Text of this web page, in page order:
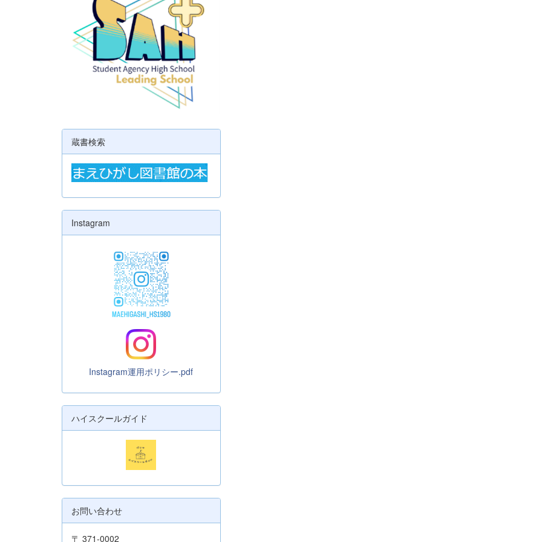
蔵書検索
Instagram
Instagram運用ポリシー.pdf
ハイスクールガイド
お問い合わせ
〒 371-0002